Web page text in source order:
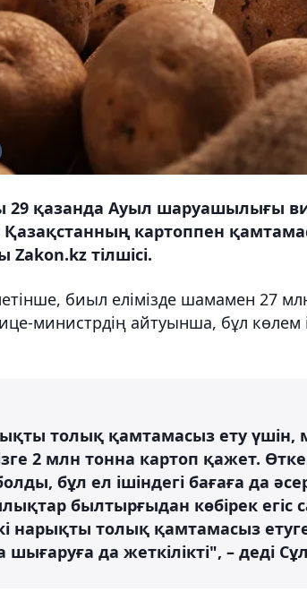
29 қазанда Ауыл шаруашылығы
Қазақстанның картоппен
тілшісі.
биыл елімізде шамамен 27
министрдің айтуынша, бұл көлем
толық қамтамасыз ету
2 млн тонна картоп қажет.
бұл ел ішіндегі бағаға да
былтырғыдан көбірек егіс
нарықты толық қамтамасыз
шығаруға да жеткілікті", – деді